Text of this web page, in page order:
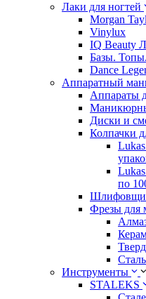
Лаки для ногтей
Morgan
Vinylux
IQ Beauty
Базы.
Dance
Аппаратный
Аппараты
Диски и
Колпачки
по
Фрезы для
Инструменты
STALEKS